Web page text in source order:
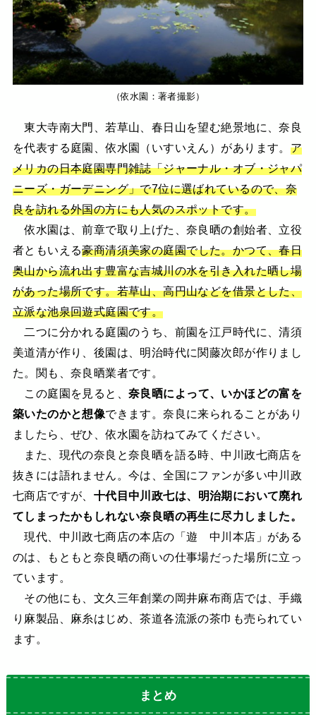
（依水園：著者撮影）
東大寺南大門、若草山、春日山を望む絶景地に、奈良
を代表する庭園、依水園（いすいえん）があります。 ア
メリカの日本庭園専門雑誌「ジャーナル・オブ・ジャパ
ニーズ・ガーデニング」で7位に選ばれているので、奈
良を訪れる外国の方にも人気のスポットです。
依水園は、前章で取り上げた、奈良晒の創始者、立役
者ともいえる豪商清須美家の庭園でした。かつて、春日
奥山から流れ出す豊富な吉城川の水を引き入れた晒し場
があった場所です。若草山、高円山などを借景とした、
立派な池泉回遊式庭園です。
二つに分かれる庭園のうち、前園を江戸時代に、清須
美道清が作り、後園は、明治時代に関藤次郎が作りまし
た。関も、奈良晒業者です。
この庭園を見ると、奈良晒によって、いかほどの富を
築いたのかと想像できます。奈良に来られることがあり
ましたら、ぜひ、依水園を訪ねてみてください。
また、現代の奈良と奈良晒を語る時、中川政七商店を
抜きには語れません。今は、全国にファンが多い中川政
七商店ですが、 十代目中川政七は、明治期において廃れ
てしまったかもしれない奈良晒の再生に尽力しました。
現代、中川政七商店の本店の「遊 中川本店」がある
のは、もともと奈良晒の商いの仕事場だった場所に立っ
ています。
その他にも、文久三年創業の岡井麻布商店では、手織
り麻製品、麻糸はじめ、茶道各流派の茶巾も売られてい
ます。
まとめ